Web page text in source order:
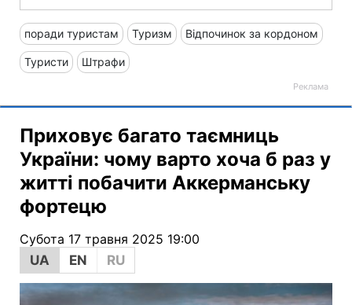
поради туристам Туризм Відпочинок за кордоном
Туристи Штрафи
Приховує багато таємниць
України: чому варто хоча б раз у
житті побачити Аккерманську
фортецю
Субота 17 травня 2025 19:00
UA
EN RU